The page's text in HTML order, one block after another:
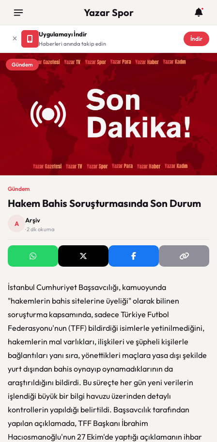
Yazar Spor
Uygulamayı İndir
Haberleri anında takip edin
İndir
Gündem
Gündem
Hakem Bahis Soruşturmasında Son Durum
A Arşiv
· 2 dk okuma
İstanbul Cumhuriyet Başsavcılığı, kamuoyunda
"hakemlerin bahis sitelerine üyeliği" olarak bilinen
soruşturma kapsamında, sadece Türkiye Futbol
Federasyonu'nun (TFF) bildirdiği isimlerle yetinilmediğini,
hakemlerin mal varlıkları, ilişkileri ve şüpheli kişilerle
bağlantıları yanı sıra, yönettikleri maçlara yasa dışı şekilde
yurt dışından bahis oynayıp oynamadıklarının da
araştırıldığını bildirdi. Bu süreçte her gün yeni verilerin
işlendiği büyük bir bilgi havuzu üzerinden detaylı
kontrollerin yapıldığı belirtildi. Başsavcılık tarafından
yapılan açıklamada, TFF Başkanı İbrahim
Hacıosmanoğlu'nun 27 Ekim'de yaptığı açıklamanın ihbar